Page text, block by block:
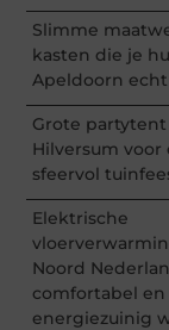
Slimme
kasten die je
Apeldoorn
Grote
Hilversum voor
sfeervol
Elektrische
Noord
comfortabel en
energiezuinig